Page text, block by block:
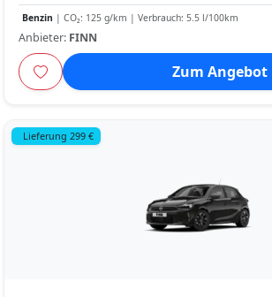
Benzin | CO₂: 125 g/km | Verbrauch: 5.5 l/100km
Anbieter: FINN
Zum Angebot
Lieferung 299 €